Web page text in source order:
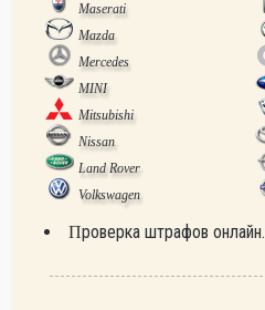
Maserati
Mazda
Mercedes
MINI
Mitsubishi
Nissan
Land Rover
Volkswagen
Проверка штрафов онлайн.